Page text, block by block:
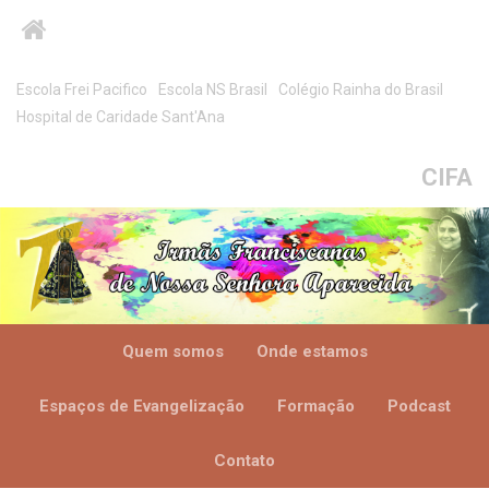
Escola Frei Pacifico Escola NS Brasil
Colégio Rainha do Brasil
Hospital de Caridade Sant'Ana
CIFA
Quem somos Onde estamos
Espaços de Evangelização Formação Podcast
Contato